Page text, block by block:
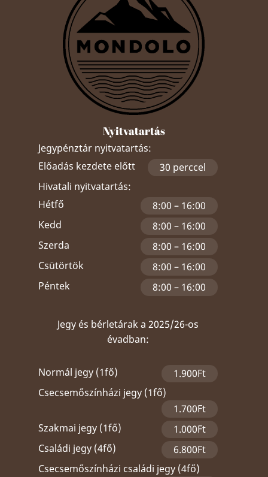
Nyitvatartás
Jegypénztár nyitvatartás:
Előadás kezdete előtt
30 perccel
Hivatali nyitvatartás:
Hétfő
8:00 – 16:00
Kedd
8:00 – 16:00
Szerda
8:00 – 16:00
Csütörtök
8:00 – 16:00
Péntek
8:00 – 16:00
Jegy és bérletárak a 2025/26-os
évadban:
Normál jegy (1fő)
1.900Ft
Csecsemőszínházi jegy (1fő)
1.700Ft
Szakmai jegy (1fő)
1.000Ft
Családi jegy (4fő)
6.800Ft
Csecsemőszínházi családi jegy (4fő)